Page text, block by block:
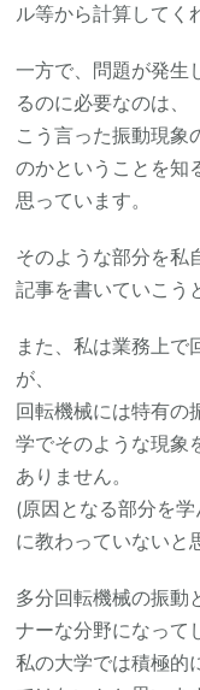
ル等から計算してく
一方で、問題が発生
るのに必要なのは、
こう言った振動現象
のかということを知
思っています。
そのような部分を私
記事を書いていこう
また、私は業務上で
が、
回転機械には特有の
学でそのような現象
ありません。
(原因となる部分を
に教わっていないと
多分回転機械の振動
ナーな分野になって
私の大学では積極的